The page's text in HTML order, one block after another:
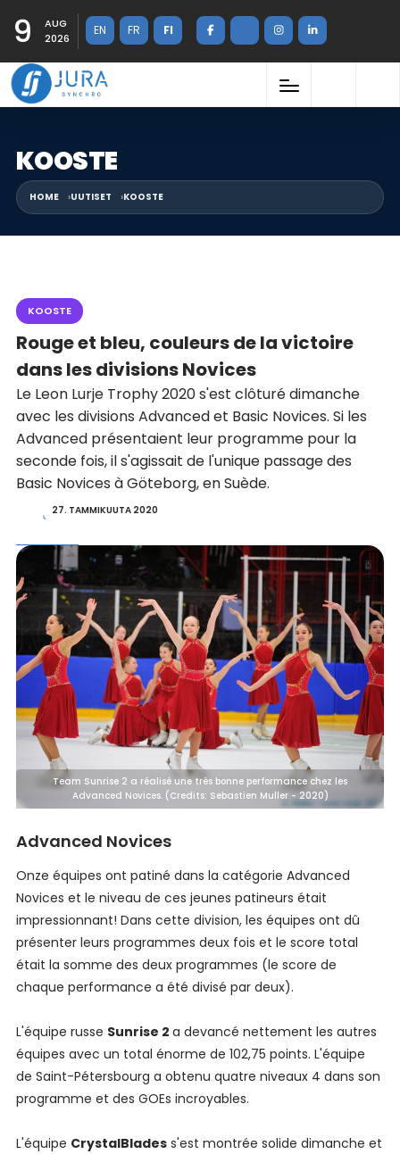
9
AUG
2026
EN FR FI
KOOSTE
HOME UUTISET KOOSTE
KOOSTE
Rouge et bleu, couleurs de la victoire
dans les divisions Novices
Le Leon Lurje Trophy 2020 s'est clôturé dimanche
avec les divisions Advanced et Basic Novices. Si les
Advanced présentaient leur programme pour la
seconde fois, il s'agissait de l'unique passage des
Basic Novices à Göteborg, en Suède.
27. TAMMIKUUTA 2020
Team Sunrise 2 a réalisé une très bonne performance chez les
Advanced Novices. (Credits: Sebastien Muller - 2020)
Advanced Novices
Onze équipes ont patiné dans la catégorie Advanced
Novices et le niveau de ces jeunes patineurs était
impressionnant! Dans cette division, les équipes ont dû
présenter leurs programmes deux fois et le score total
était la somme des deux programmes (le score de
chaque performance a été divisé par deux).
L'équipe russe Sunrise 2 a devancé nettement les autres
équipes avec un total énorme de 102,75 points. L'équipe
de Saint-Pétersbourg a obtenu quatre niveaux 4 dans son
programme et des GOEs incroyables.
L'équipe CrystalBladess'est montrée solide dimanche et